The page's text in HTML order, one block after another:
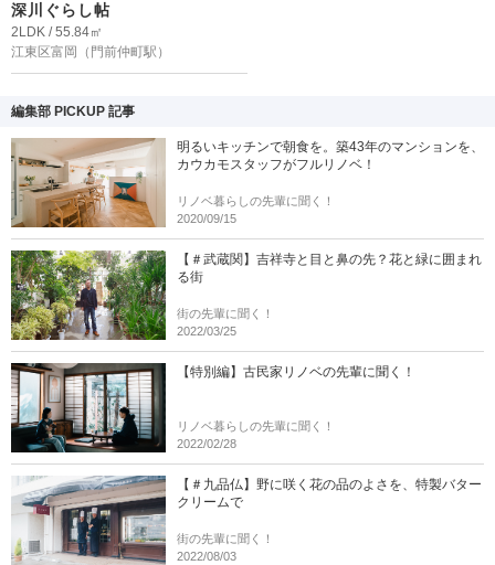
深川ぐらし帖
2LDK / 55.84㎡
江東区富岡
（門前仲町駅）
編集部 PICKUP 記事
明るいキッチンで朝食を。築43年のマンションを、
カウカモスタッフがフルリノベ！
リノベ暮らしの先輩に聞く！
2020/09/15
【＃武蔵関】吉祥寺と目と鼻の先？花と緑に囲まれ
る街
街の先輩に聞く！
2022/03/25
【特別編】古民家リノベの先輩に聞く！
リノベ暮らしの先輩に聞く！
2022/02/28
【＃九品仏】野に咲く花の品のよさを、特製バター
クリームで
街の先輩に聞く！
2022/08/03